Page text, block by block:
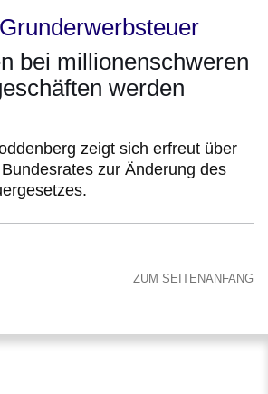
Grunderwerbsteuer
bei millionenschweren
werden
zeigt sich erfreut über
zur Änderung des
ZUM SEITENANFANG